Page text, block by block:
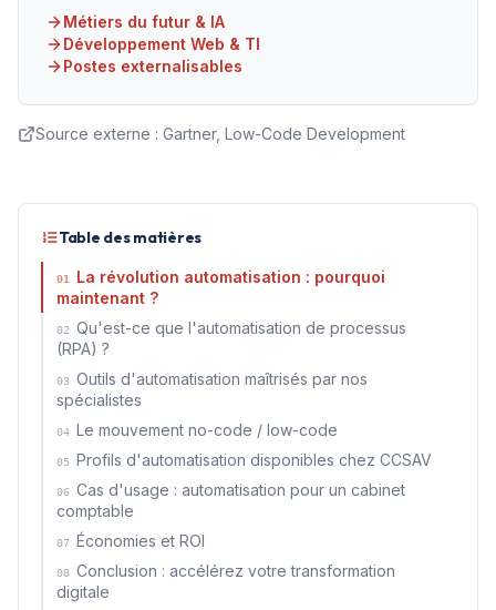
Métiers du futur & IA
Développement Web & TI
Postes externalisables
Source externe : Gartner, Low-Code Development
Table des matières
01
La révolution automatisation : pourquoi
maintenant ?
02
Qu'est-ce que l'automatisation de processus
(RPA) ?
03
Outils d'automatisation maîtrisés par nos
spécialistes
04 Le mouvement no-code / low-code
05 Profils d'automatisation disponibles chez CCSAV
06 Cas d'usage : automatisation pour un cabinet
comptable
07 Économies et ROI
08 Conclusion : accélérez votre transformation
digitale